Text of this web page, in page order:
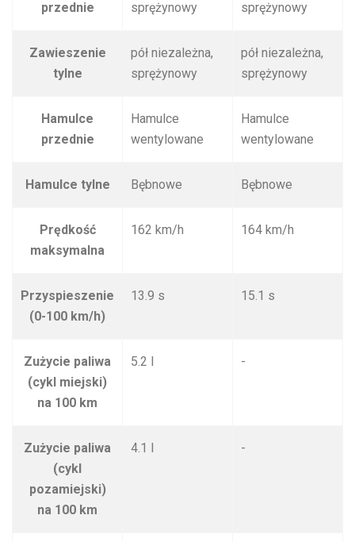
przednie
sprężynowy
sprężynowy
Zawieszenie
tylne
pół niezależna,
sprężynowy
pół niezależna,
sprężynowy
Hamulce
przednie
Hamulce
wentylowane
Hamulce
wentylowane
Hamulce tylne Bębnowe Bębnowe
Prędkość
maksymalna
162 km/h 164 km/h
Przyspieszenie
(0-100 km/h)
13.9 s 15.1 s
Zużycie paliwa
(cykl miejski)
na 100 km
5.2 l -
Zużycie paliwa
(cykl
pozamiejski)
na 100 km
4.1 l -